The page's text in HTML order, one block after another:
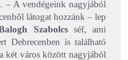
– A vendégeink nagyjából
látogat hozzánk – lep
Szabolcsséf, ami
Debrecenben is található
két város között nagyjából